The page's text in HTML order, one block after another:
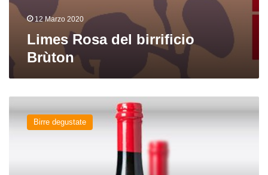
12 Marzo 2020
Limes Rosa del birrificio
Brùton
Brùton
Birre degustate